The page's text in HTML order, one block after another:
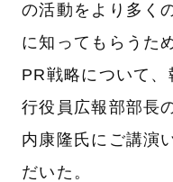
の活動をより多く
に知ってもらうた
PR戦略について、
行役員広報部部長
内康隆氏にご講演
だいた。